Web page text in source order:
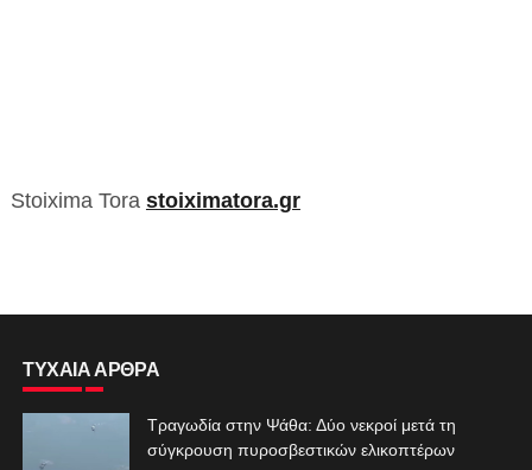
Stoixima Tora stoiximatora.gr
ΤΥΧΑΙΑ ΑΡΘΡΑ
Τραγωδία στην Ψάθα: Δύο νεκροί μετά τη
σύγκρουση πυροσβεστικών ελικοπτέρων